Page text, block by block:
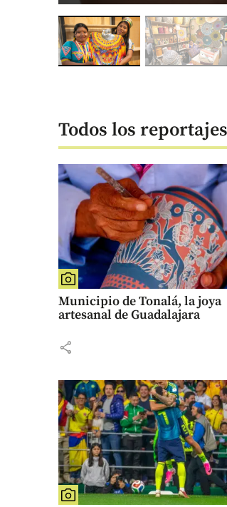
Todos los
Municipio de Tonalá, la joya
artesanal de Guadalajara
share